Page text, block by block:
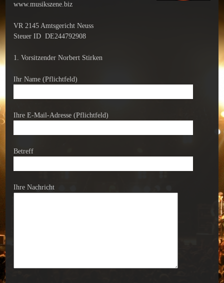
www.musikszene.biz
VR 2145 Amtsgericht Neuss
Steuer ID DE244792908
1. Vorsitzender Norbert Stirken
Ihr Name (Pflichtfeld)
Ihre E-Mail-Adresse (Pflichtfeld)
Betreff
Ihre Nachricht